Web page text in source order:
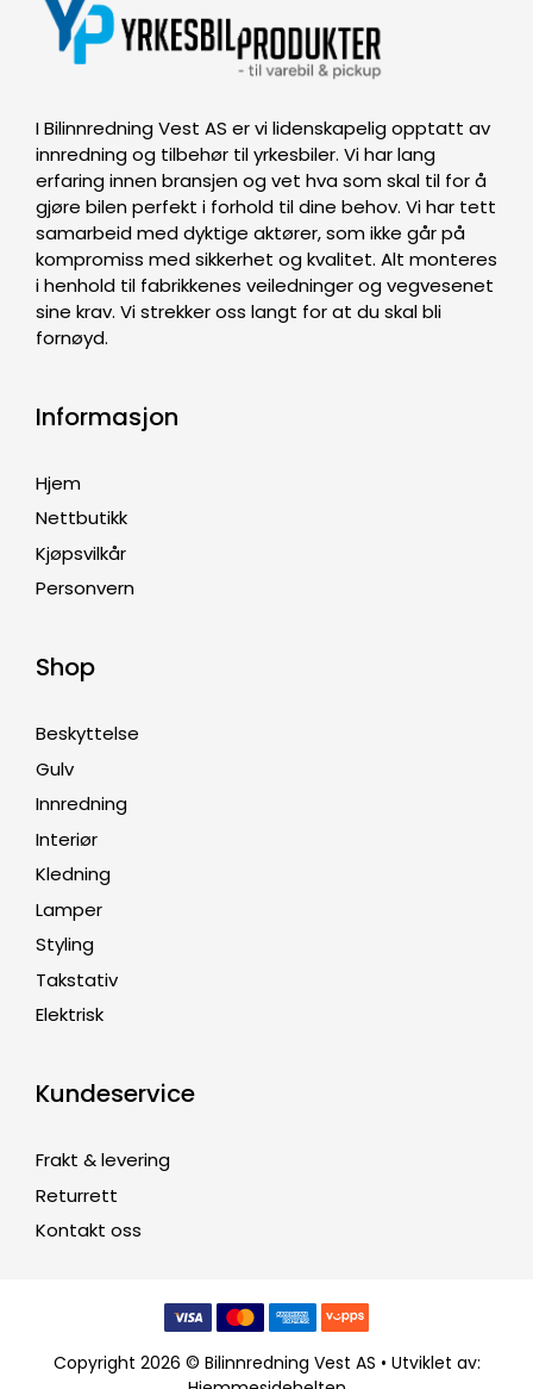
I Bilinnredning Vest AS er vi lidenskapelig opptatt av
innredning og tilbehør til yrkesbiler. Vi har lang
erfaring innen bransjen og vet hva som skal til for å
gjøre bilen perfekt i forhold til dine behov. Vi har tett
samarbeid med dyktige aktører, som ikke går på
kompromiss med sikkerhet og kvalitet. Alt monteres
i henhold til fabrikkenes veiledninger og vegvesenet
sine krav. Vi strekker oss langt for at du skal bli
fornøyd.
Informasjon
Hjem
Nettbutikk
Kjøpsvilkår
Personvern
Shop
Beskyttelse
Gulv
Innredning
Interiør
Kledning
Lamper
Styling
Takstativ
Elektrisk
Kundeservice
Frakt & levering
Returrett
Kontakt oss
Copyright 2026 © Bilinnredning Vest AS • Utviklet av: